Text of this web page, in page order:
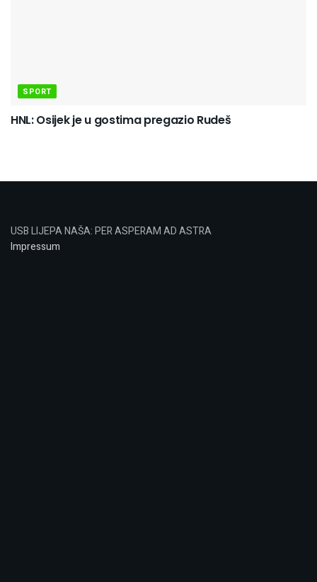
SPORT
HNL: Osijek je u gostima pregazio Rudeš
USB LIJEPA NAŠA: PER ASPERAM AD ASTRA
Impressum